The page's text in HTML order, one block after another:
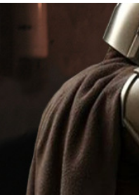
Mondiali calcio 2026